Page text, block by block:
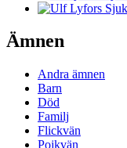
Ämnen
Andra ämnen
Barn
Död
Familj
Flickvän
Pojkvän